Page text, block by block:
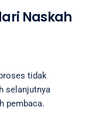
Naskah
tidak
selanjutnya
pembaca.